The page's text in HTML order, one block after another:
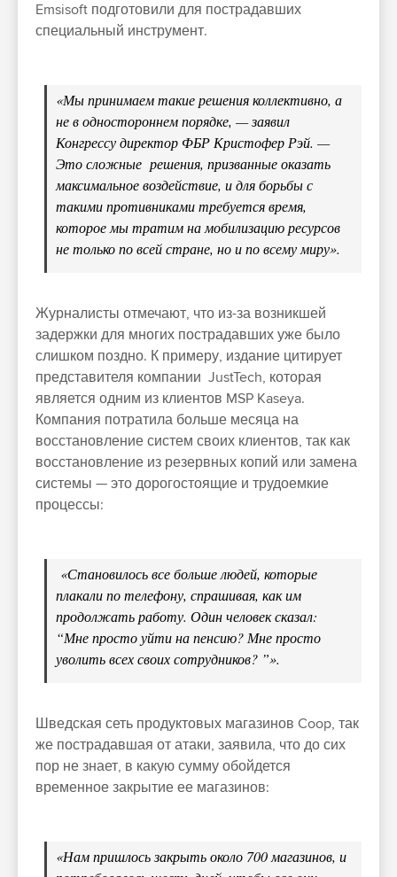
Emsisoft подготовили для пострадавших
специальный инструмент.
«Мы принимаем такие решения коллективно, а
не в одностороннем порядке, — заявил
Конгрессу директор ФБР Кристофер Рэй. —
Это сложные решения, призванные оказать
максимальное воздействие, и для борьбы с
такими противниками требуется время,
которое мы тратим на мобилизацию ресурсов
не только по всей стране, но и по всему миру».
Журналисты отмечают, что из-за возникшей
задержки для многих пострадавших уже было
слишком поздно. К примеру, издание цитирует
представителя компании JustTech, которая
является одним из клиентов MSP Kaseya.
Компания потратила больше месяца на
восстановление систем своих клиентов, так как
восстановление из резервных копий или замена
системы — это дорогостоящие и трудоемкие
процессы:
«Становилось все больше людей, которые
плакали по телефону, спрашивая, как им
продолжать работу. Один человек сказал:
“Мне просто уйти на пенсию? Мне просто
уволить всех своих сотрудников? ”».
Шведская сеть продуктовых магазинов Coop, так
же пострадавшая от атаки, заявила, что до сих
пор не знает, в какую сумму обойдется
временное закрытие ее магазинов:
«Нам пришлось закрыть около 700 магазинов, и